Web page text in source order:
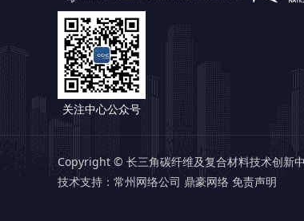
关注中心公众号
Copyright © 长三角碳纤维及复合材料技术创新
技术支持： 常州网络公司 鼎豪网络 免责声明